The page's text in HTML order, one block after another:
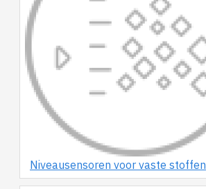
Niveausensoren voor vaste stoffen